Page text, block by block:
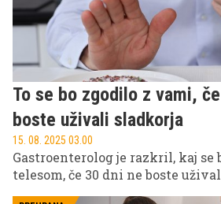
To se bo zgodilo z vami,
boste uživali sladkorja
15. 08. 2025 03.00
Gastroenterolog je razkril, kaj se
telesom, če 30 dni ne boste